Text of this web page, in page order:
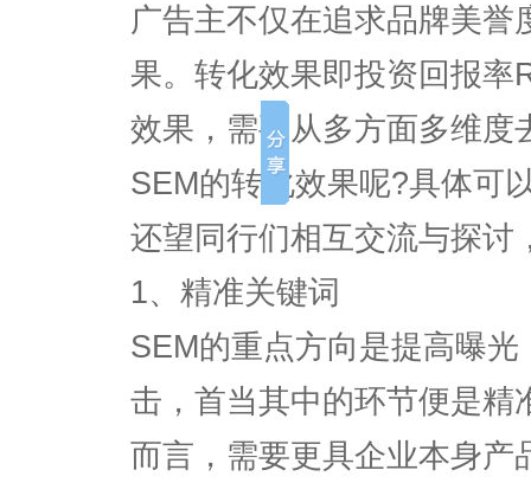
广告主不仅在追求品牌美
果。转化效果即投资回报率
效果，需要从多方面多维度
SEM的转化效果呢?具体可
还望同行们相互交流与探讨
1、精准关键词
SEM的重点方向是提高曝
击，首当其中的环节便是精
而言，需要更具企业本身产